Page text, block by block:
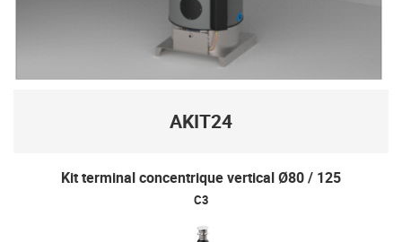
AKIT24
Kit terminal concentrique vertical Ø80 / 125
C3